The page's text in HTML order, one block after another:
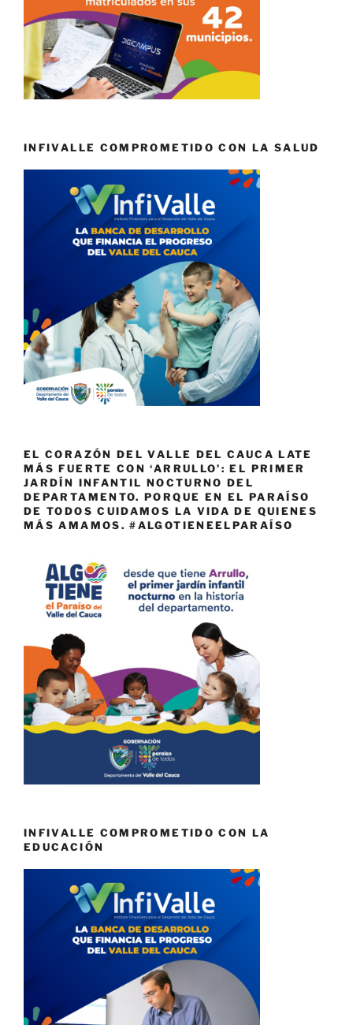
INFIVALLE COMPROMETIDO CON LA SALUD
EL CORAZÓN DEL VALLE DEL CAUCA LATE
MÁS FUERTE CON ‘ARRULLO’: EL PRIMER
JARDÍN INFANTIL NOCTURNO DEL
DEPARTAMENTO. PORQUE EN EL PARAÍSO
DE TODOS CUIDAMOS LA VIDA DE QUIENES
MÁS AMAMOS. #ALGOTIENEELPARAÍSO
INFIVALLE COMPROMETIDO CON LA
EDUCACIÓN